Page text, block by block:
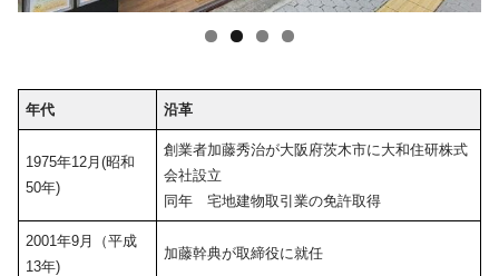
年代 沿革
1975年12月(昭和
50年)
創業者加藤秀治が大阪府茨木市に大和住研株式
会社設立
同年 宅地建物取引業の免許取得
2001年9月（平成
13年)
加藤幹典が取締役に就任